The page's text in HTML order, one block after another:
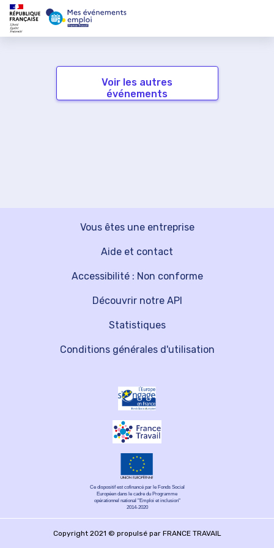
Voir les autres
événements
Vous êtes une entreprise
Découvrir notre API
Aide et contact
Statistiques
Accessibilité : Non conforme
Conditions générales d'utilisation
Ce dispositif est cofinancé par le Fonds Social
Européen dans le cadre du Programme
opérationnel national "Emploi et inclusion"
2014-2020
Copyright 2021 © propulsé par FRANCE TRAVAIL